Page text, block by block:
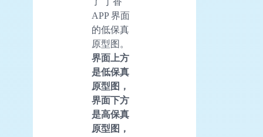
APP 界面
的低保真
原型图。
界面上方
是低保真
原型图，
界面下方
是高保真
原型图，